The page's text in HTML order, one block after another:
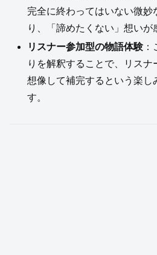
完全に終わってはいない微妙
り、「諦めたくない」想いが
リスナー参加型の物語体験
りを解釈することで、リス
想像して補完するという楽し
す。